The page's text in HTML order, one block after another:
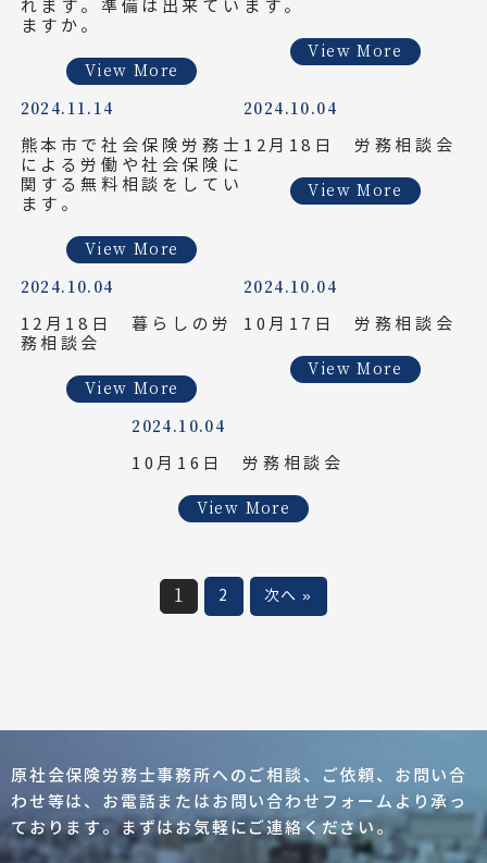
れます。準備は出来てい
ますか。
View More
ます。
View More
2024.11.14
熊本市で社会保険労務士
による労働や社会保険に
関する無料相談をしてい
ます。
View More
2024.10.04
12月18日 労務相談会
View More
2024.10.04
12月18日 暮らしの労
務相談会
View More
2024.10.04
10月17日 労務相談会
View More
2024.10.04
10月16日 労務相談会
View More
1 2 次へ »
原社会保険労務士事務所へのご相談、ご依頼、 お問い合
わせ等は、お電話またはお問い合わせフォーム より承っ
ております。まずはお気軽にご連絡ください。